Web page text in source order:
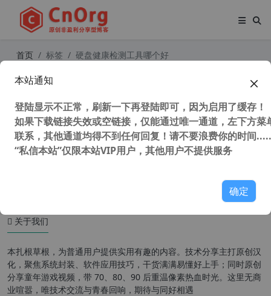
首页 标签 硬盘健康检测工具哪个好
关于我们
本扎根草根，为普通用户提供实用有趣的内容。技术分享主打原创汉
化，聚焦系统封装、软件应用技巧，干货满满易懂好上手；同时原创
分享童年游戏视频，带 70、80、90 后重温像素热血时光。这里无商
业喧嚣，唯技术交流与青春回响，期待与同好相遇
本站通知
登陆显示不正常，刷新一下再登陆即可，因为启用了缓存！
如果下载链接失效或空链接，仅能通过唯一通道，左下方菜
联系，其他通道均得不到任何回复！请不要浪费你的时间
“私信本站”仅限本站VIP用户，其他用户不提供服务
确定